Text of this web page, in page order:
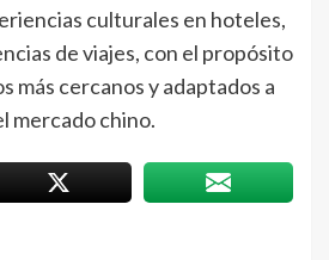
culturales en hoteles,
de viajes, con el propósito
más cercanos y adaptados a
mercado chino.